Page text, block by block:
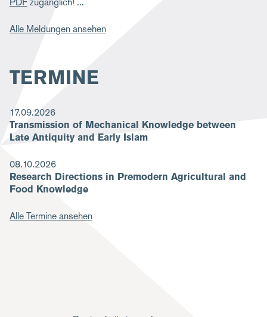
Alle Meldungen ansehen
TERMINE
17.09.2026
Transmission of Mechanical Knowledge between
Late Antiquity and Early Islam
08.10.2026
Research Directions in Premodern Agricultural and
Food Knowledge
Alle Termine ansehen